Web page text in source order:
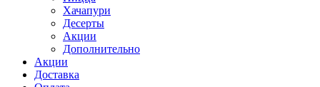
Хачапури
Десерты
Акции
Дополнительно
Акции
Доставка